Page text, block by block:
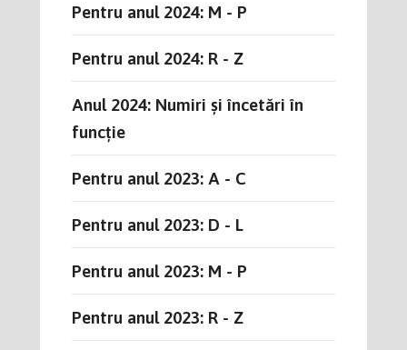
Pentru anul 2024: M - P
Pentru anul 2024: R - Z
Anul 2024: Numiri și încetări în
funcție
Pentru anul 2023: A - C
Pentru anul 2023: D - L
Pentru anul 2023: M - P
Pentru anul 2023: R - Z